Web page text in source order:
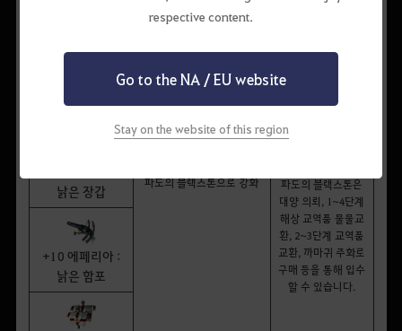
respective content.
Go to the NA / EU website
Stay on the website of this region
파도의 블랙스톤으로 강화
+10 에페리아 :
낡은 선수상
파도의 블랙스톤은
대양 의뢰, 1~4단계
해상 교역품 물물교
환, 2~3단계 교역품
교환, 까마귀 주화로
구매 등을 통해 입수
할 수 있습니다.
낡은 장갑
+10 에페리아 :
낡은 함포